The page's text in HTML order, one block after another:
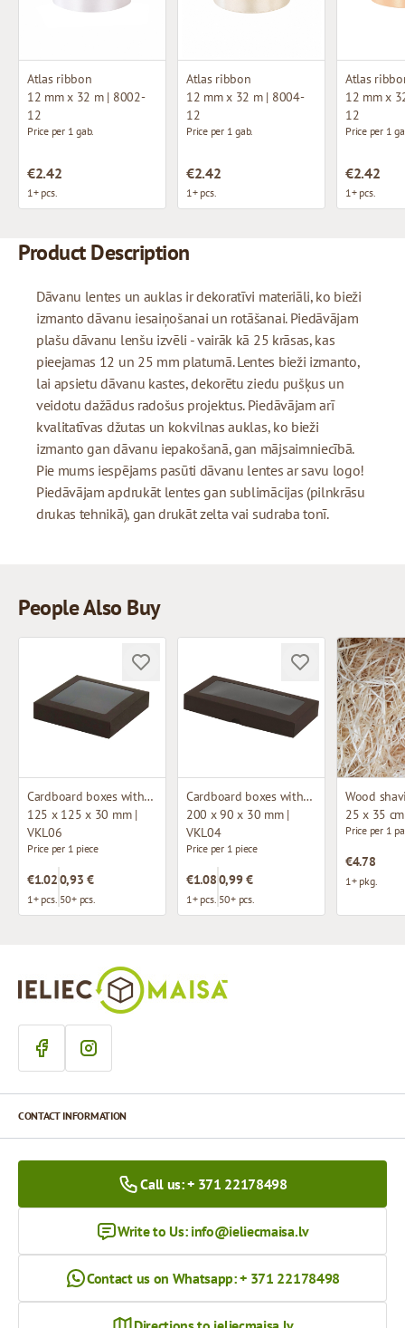
Atlas ribbon
12 mm x 32 m | 8002-
12
Price per 1 gab.
€2.42
1+ pcs.
Atlas ribbon
12 mm x 32 m | 8004-
12
Price per 1 gab.
€2.42
1+ pcs.
Atlas
12 mm x
12
Price per 1
€2.42
1+ pcs.
Product Description
Dāvanu lentes un auklas ir dekoratīvi materiāli, ko bieži
izmanto dāvanu iesaiņošanai un rotāšanai. Piedāvājam
plašu dāvanu lenšu izvēli - vairāk kā 25 krāsas, kas
pieejamas 12 un 25 mm platumā. Lentes bieži izmanto,
lai apsietu dāvanu kastes, dekorētu ziedu pušķus un
veidotu dažādus radošus projektus. Piedāvājam arī
kvalitatīvas džutas un kokvilnas auklas, ko bieži
izmanto gan dāvanu iepakošanā, gan mājsaimniecībā.
Pie mums iespējams pasūti dāvanu lentes ar savu logo!
Piedāvājam apdrukāt lentes gan sublimācijas (pilnkrāsu
drukas tehnikā), gan drukāt zelta vai sudraba tonī.
People Also Buy
Cardboard boxes with window
125 x 125 x 30 mm |
VKL06
Price per 1 piece
€1.02
1+ pcs.
0,93 €
50+ pcs.
Cardboard boxes with window
200 x 90 x 30 mm |
VKL04
Price per 1 piece
€1.08
1+ pcs.
0,99 €
50+ pcs.
25 x 35
Price per 1
€4.78
1+ pkg.
CONTACT INFORMATION
Call us: + 371 22178498
Write to Us: info@ieliecmaisa.lv
Contact us on Whatsapp: + 371 22178498